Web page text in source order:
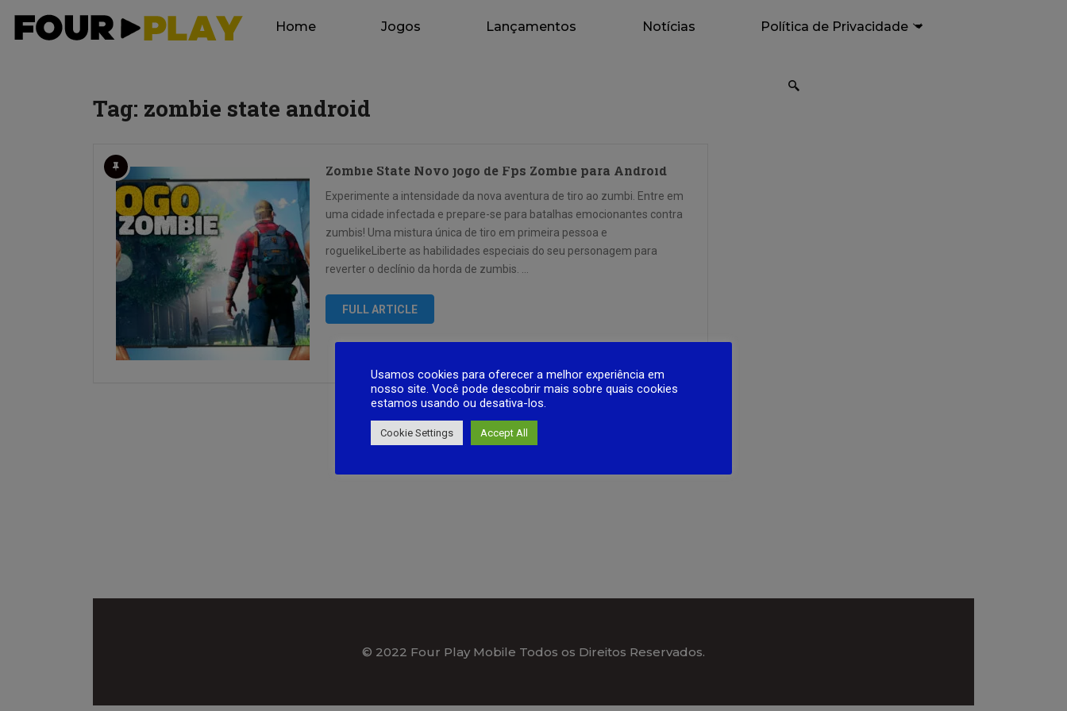
Home Jogos Lançamentos Notícias Política de Privacidade
Tag: zombie state android
Zombie State Novo jogo de Fps Zombie para Android
Experimente a intensidade da nova aventura de tiro ao zumbi. Entre em
uma cidade infectada e prepare-se para batalhas emocionantes contra
zumbis! Uma mistura única de tiro em primeira pessoa e
roguelikeLiberte as habilidades especiais do seu personagem para
reverter o declínio da horda de zumbis. …
FULL ARTICLE
© 2022 Four Play Mobile Todos os Direitos Reservados.
Usamos cookies para oferecer a melhor experiência em
nosso site. Você pode descobrir mais sobre quais cookies
estamos usando ou desativa-los.
Cookie Settings Accept All